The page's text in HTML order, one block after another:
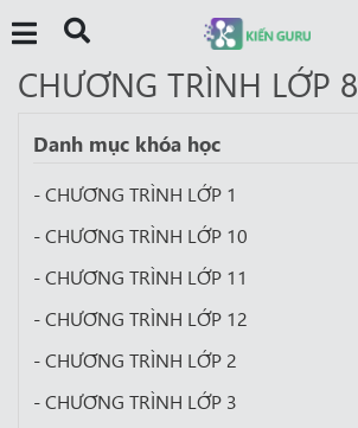
CHƯƠNG TRÌNH LỚP 8
Danh mục khóa học
- CHƯƠNG TRÌNH LỚP 1
- CHƯƠNG TRÌNH LỚP 10
- CHƯƠNG TRÌNH LỚP 11
- CHƯƠNG TRÌNH LỚP 12
- CHƯƠNG TRÌNH LỚP 2
- CHƯƠNG TRÌNH LỚP 3